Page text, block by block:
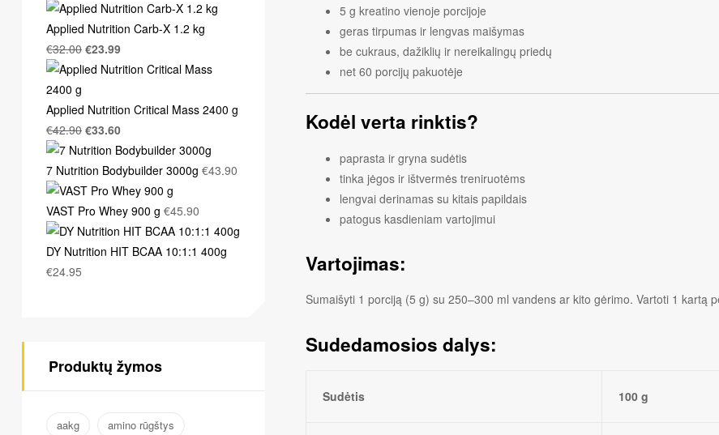
5 g kreatino vienoje porcijoje
geras tirpumas ir lengvas maišymas
be cukraus, dažiklių ir nereikalingų priedų
net 60 porcijų pakuotėje
Kodėl verta rinktis?
paprasta ir gryna sudėtis
tinka jėgos ir ištvermės treniruotėms
lengvai derinamas su kitais papildais
patogus kasdieniam vartojimui
Vartojimas:
Sumaišyti 1 porciją (5 g) su 250–300 ml vandens ar kito gėrimo. Vartoti 1 kartą
Sudedamosios dalys:
Sudėtis 100 g
Applied Nutrition Carb-X 1.2 kg
€32.00 €23.99
Applied Nutrition Critical Mass 2400 g
€42.90 €33.60
7 Nutrition Bodybuilder 3000g €43.90
VAST Pro Whey 900 g €45.90
DY Nutrition HIT BCAA 10:1:1 400g
€24.95
Produktų žymos
aakg amino rūgštys